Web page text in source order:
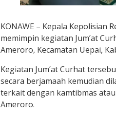
KONAWE – Kepala Kepolisian
memimpin kegiatan Jum’at
Ameroro, Kecamatan Uepai,
Kegiatan Jum’at Curhat
secara berjamaah kemudian
terkait dengan kamtibmas
Ameroro.